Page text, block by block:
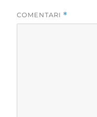
COMENTARI *